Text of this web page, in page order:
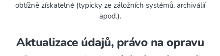
obtížně získatelné (typicky ze záložních systémů, archiválií
apod.).
Aktualizace údajů, právo na opravu